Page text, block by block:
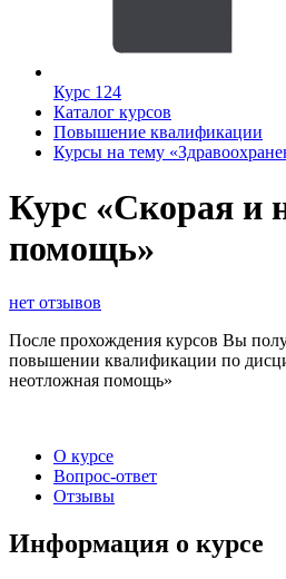
Курс 124
Каталог курсов
Повышение квалификации
Курсы на тему
Курс «Скорая и
помощь»
нет отзывов
После прохождения курсов Вы
повышении квалификации по
неотложная помощь»
О курсе
Вопрос-ответ
Отзывы
Информация о курсе